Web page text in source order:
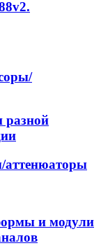
разной
аттенюаторы
и модули